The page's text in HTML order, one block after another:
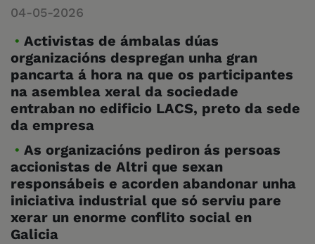
04-05-2026
Activistas de ámbalas dúas
organizacións despregan unha gran
pancarta á hora na que os participantes
na asemblea xeral da sociedade
entraban no edificio LACS, preto da sede
da empresa
As organizacións pediron ás persoas
accionistas de Altri que sexan
responsábeis e acorden abandonar unha
iniciativa industrial que só serviu pare
xerar un enorme conflito social en
Galicia